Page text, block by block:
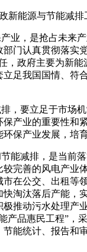
能源与节能减排
，是抢占未来产
门认真贯彻落实
，政府主要为新
足我国国情、符
要立足于市场机
产业的重要性
保产业发展，培
减排，是当前落
较完善的风电产
在公交、出租
淘汰落后产能，
推动污水处理产
产品惠民工程”
能统计、报告和